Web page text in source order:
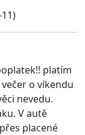
platím
o víkendu
nevedu.
V autě
placené